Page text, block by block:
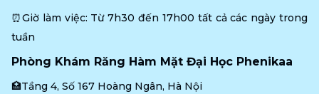
⏰Giờ làm việc: Từ 7h30 đến 17h00 tất cả các ngày trong
tuần
Phòng Khám Răng Hàm Mặt Đại Học Phenikaa
🏥Tầng 4, Số 167 Hoàng Ngân, Hà Nội